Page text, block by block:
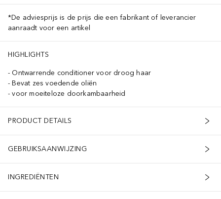
*De adviesprijs is de prijs die een fabrikant of leverancier
aanraadt voor een artikel
HIGHLIGHTS
Ontwarrende conditioner voor droog haar
Bevat zes voedende oliën
voor moeiteloze doorkambaarheid
PRODUCT DETAILS
GEBRUIKSAANWIJZING
INGREDIËNTEN